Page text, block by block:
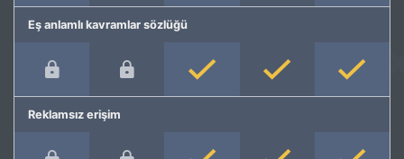
Eş anlamlı kavramlar sözlüğü
Reklamsız erişim